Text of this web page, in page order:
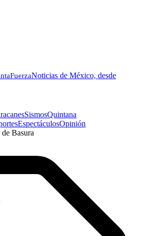
FuerzaNoticias de México, desde
SismosQuintana
EspectáculosOpinión
Basura